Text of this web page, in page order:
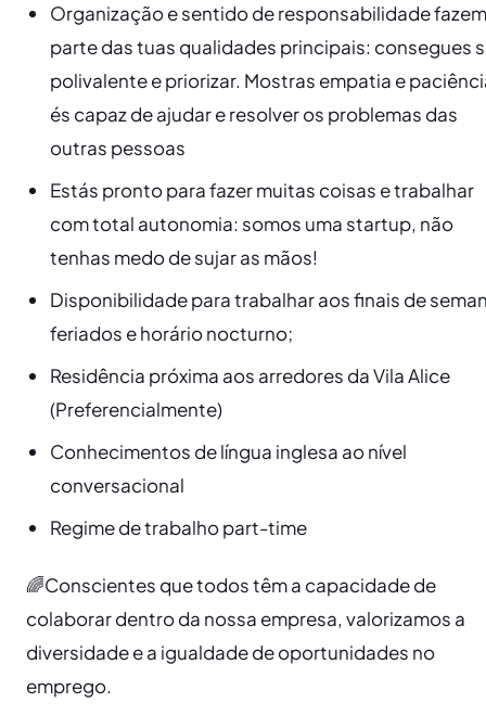
Organização e sentido de responsabilidade fazem
parte das tuas qualidades principais: consegues
polivalente e priorizar. Mostras empatia e
és capaz de ajudar e resolver os problemas das
outras pessoas
Estás pronto para fazer muitas coisas e trabalhar
com total autonomia: somos uma startup, não
tenhas medo de sujar as mãos!
Disponibilidade para trabalhar aos finais de
feriados e horário nocturno;
Residência próxima aos arredores da Vila Alice
(Preferencialmente)
Conhecimentos de língua inglesa ao nível
conversacional
Regime de trabalho part-time
🌈Conscientes que todos têm a capacidade de
colaborar dentro da nossa empresa, valorizamos a
diversidade e a igualdade de oportunidades no
emprego.